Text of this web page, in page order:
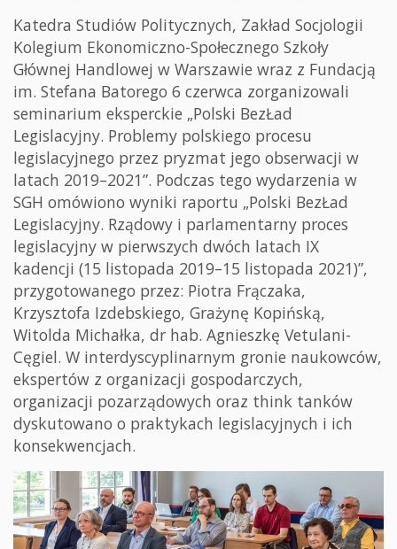
Katedra Studiów Politycznych, Zakład Socjologii
Kolegium Ekonomiczno-Społecznego Szkoły
Głównej Handlowej w Warszawie wraz z Fundacją
im. Stefana Batorego 6 czerwca zorganizowali
seminarium eksperckie „Polski BezŁad
Legislacyjny. Problemy polskiego procesu
legislacyjnego przez pryzmat jego obserwacji w
latach 2019–2021”. Podczas tego wydarzenia w
SGH omówiono wyniki raportu „Polski BezŁad
Legislacyjny. Rządowy i parlamentarny proces
legislacyjny w pierwszych dwóch latach IX
kadencji (15 listopada 2019–15 listopada 2021)”,
przygotowanego przez: Piotra Frączaka,
Krzysztofa Izdebskiego, Grażynę Kopińską,
Witolda Michałka, dr hab. Agnieszkę Vetulani-
Cęgiel. W interdyscyplinarnym gronie naukowców,
ekspertów z organizacji gospodarczych,
organizacji pozarządowych oraz think tanków
dyskutowano o praktykach legislacyjnych i ich
konsekwencjach.